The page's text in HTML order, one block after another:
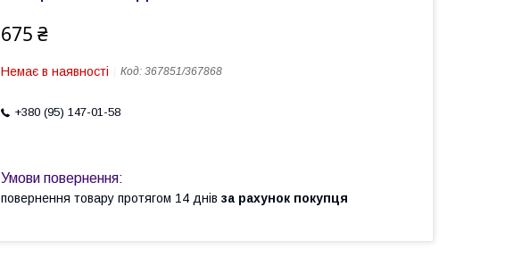
675 ₴
Немає в наявності Код: 367851/367868
+380 (95) 147-01-58
повернення товару протягом 14 днів за рахунок покупця